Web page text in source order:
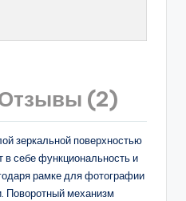
(2)
зеркальной поверхностью
в себе функциональность и
рамке для фотографии
Поворотный механизм